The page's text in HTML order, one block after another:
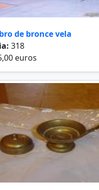
de bronce vela
318
euros